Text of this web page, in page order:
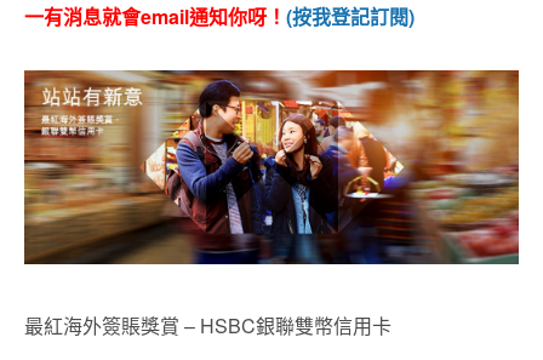
一有消息就會email通知你呀！ (按我登記訂閱)
最紅海外簽賬獎賞 – HSBC銀聯雙幣信用卡